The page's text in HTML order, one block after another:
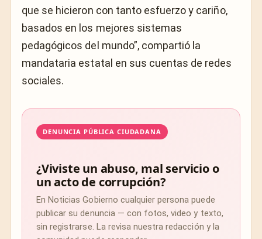
que se hicieron con tanto esfuerzo y cariño,
basados en los mejores sistemas
pedagógicos del mundo”, compartió la
mandataria estatal en sus cuentas de redes
sociales.
DENUNCIA PÚBLICA CIUDADANA
¿Viviste un abuso, mal servicio o
un acto de corrupción?
En Noticias Gobierno cualquier persona puede
publicar su denuncia — con fotos, video y texto,
sin registrarse. La revisa nuestra redacción y la